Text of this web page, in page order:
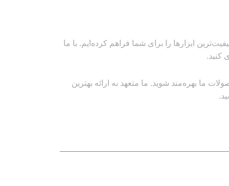
ابزارها را برای شما فراهم کرده‌ایم. با ما
کنید.
ما بهره‌مند شوید. ما متعهد به ارائه بهترین